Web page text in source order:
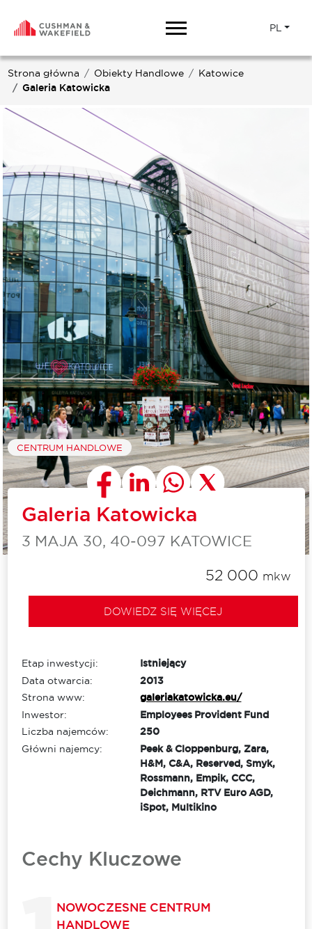
PL
Strona główna Obiekty Handlowe
Katowice
Galeria Katowicka
CENTRUM HANDLOWE
Galeria Katowicka
3 MAJA 30, 40‑097 KATOWICE
52 000 mkw
DOWIEDZ SIĘ WIĘCEJ
Etap inwestycji:
Istniejący
Data otwarcia:
2013
Strona www:
galeriakatowicka.eu/
Inwestor:
Employees Provident Fund
Liczba najemców:
250
Główni najemcy:
Peek & Cloppenburg, Zara,
H&M, C&A, Reserved, Smyk,
Rossmann, Empik, CCC,
Deichmann, RTV Euro AGD,
iSpot, Multikino
Cechy Kluczowe
NOWOCZESNE CENTRUM
HANDLOWE